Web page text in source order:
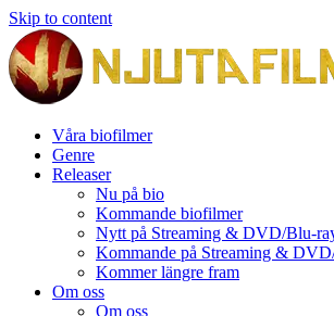
Skip to content
Våra biofilmer
Genre
Releaser
Nu på bio
Kommande biofilmer
Nytt på Streaming & DVD/Blu-
Kommande på Streaming &
Kommer längre fram
Om oss
Om oss